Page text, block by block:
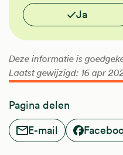
Vond je deze informatie
Ja
Deze informatie is
Laatst gewijzigd: 16 apr
Pagina delen
E-mail